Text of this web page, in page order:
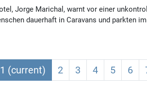
Jorge Marichal, warnt vor einer
dauerhaft in Caravans und parkten
1 (current) 2 3 4 5 6